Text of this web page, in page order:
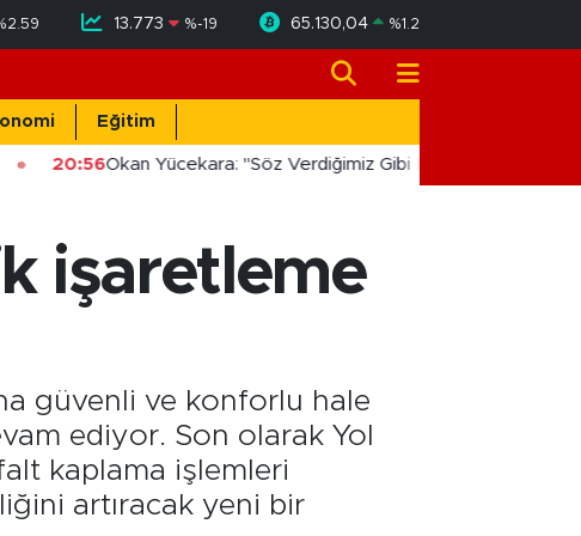
2.59 13.773 %-19 65.130,04 %1.2
Eğitim
20:56Okan Yücekara: "Söz Verdiğimiz Gibi Masada Değil,
işaretleme
güvenli ve konforlu hale
ediyor. Son olarak Yol
kaplama işlemleri
artıracak yeni bir